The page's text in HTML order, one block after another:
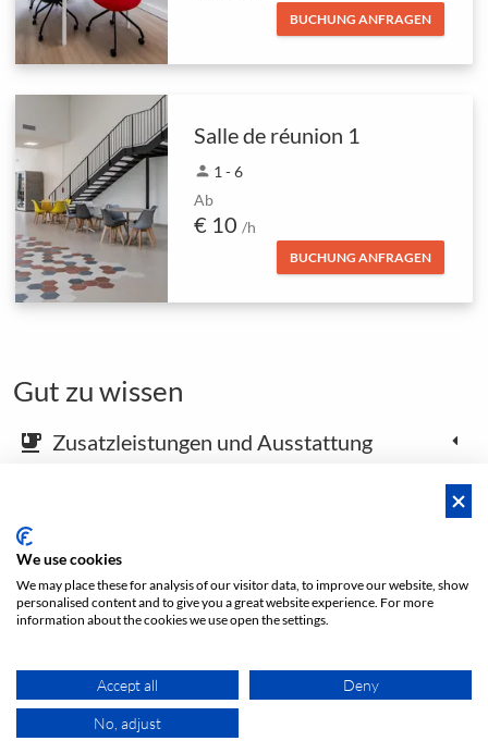
BUCHUNG ANFRAGEN
Salle de réunion 1
person 1 - 6
Ab
€ 10 /h
BUCHUNG ANFRAGEN
Gut zu wissen
emoji_food_beverage Zusatzleistungen und Ausstattung
Footer öffnen
We use cookies
We may place these for analysis of our visitor data, to improve our website, show
personalised content and to give you a great website experience. For more
information about the cookies we use open the settings.
Accept all Deny
No, adjust